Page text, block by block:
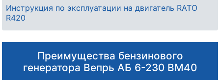
Инструкция по эксплуатации на двигатель RATO
R420
Преимущества бензинового
генератора Вепрь АБ 6-230 ВМ40